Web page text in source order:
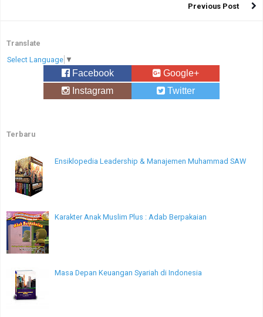
Previous Post
Translate
Select Language ▼
Facebook
Google+
Instagram
Twitter
Terbaru
Ensiklopedia Leadership & Manajemen Muhammad SAW
Karakter Anak Muslim Plus : Adab Berpakaian
Masa Depan Keuangan Syariah di Indonesia